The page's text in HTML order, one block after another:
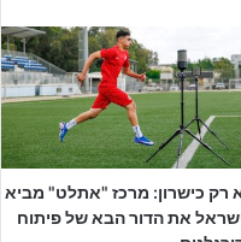
פתח תקוה, כשהאשדודים רק
המייצגת כדורגל מהיר
של השנתון כולו.
רק כישרון: מרכז "אתלט" מביא
את הדור הבא של פיתוח